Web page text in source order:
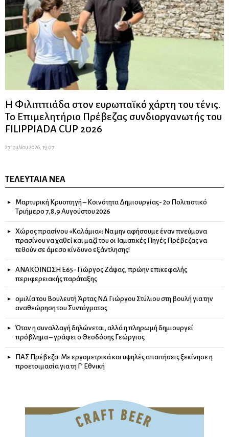
Η Φιλιππιάδα στον ευρωπαϊκό χάρτη του τένις.
Το Επιμελητήριο Πρέβεζας συνδιοργανωτής του
FILIPPIADA CUP 2026
27 Ιουλίου 2026, 19:07
ΤΕΛΕΥΤΑΊΑ ΝΈΑ
Μαρτυρική Κρυοπηγή – Κοινότητα Δημιουργίας- 2ο Πολιτιστικό
Τριήμερο 7,8,9 Αυγούστου 2026
Χώρος πρασίνου «Καλάμια»: Να μην αφήσουμε έναν πνεύμονα
πρασίνου να χαθεί και μαζί του οι Ιαματικές Πηγές Πρέβεζας να
τεθούν σε άμεσο κίνδυνο εξάντλησης!
ΑΝΑΚΟΙΝΩΣΗ Ε65- Γιώργος Ζάψας, πρώην επικεφαλής
περιφερειακής παράταξης
ομιλία του Βουλευτή Άρτας ΝΔ Γιώργου Στύλιου στη βουλή για την
αναθεώρηση του Συντάγματος
Όταν η συναλλαγή δηλώνεται, αλλά η πληρωμή δημιουργεί
πρόβλημα – γράφει ο Θεοδόσης Γεώργιος
ΠΑΣ Πρέβεζα: Με εργομετρικά και υψηλές απαιτήσεις ξεκίνησε η
προετοιμασία για τη Γ’ Εθνική